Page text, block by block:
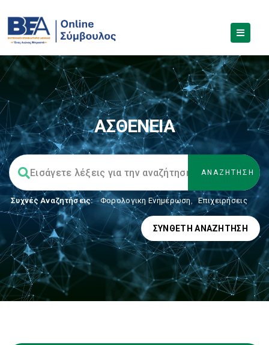
ΑΣΘΕΝΕΙΑ
Συχνές Αναζητήσεις: Φορολογικη Ενημέρωση, Επιχειρήσεις
ΣΎΝΘΕΤΗ ΑΝΑΖΉΤΗΣΗ